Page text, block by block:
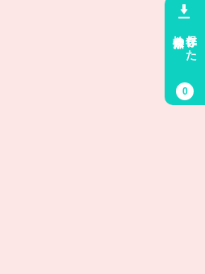
保存した
0